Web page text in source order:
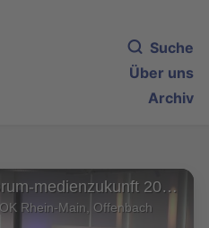
Suche
Über uns
Archiv
lpr-forum-medienzukunft 2021: Diskussion (2)
Rhein-Main, Offenbach